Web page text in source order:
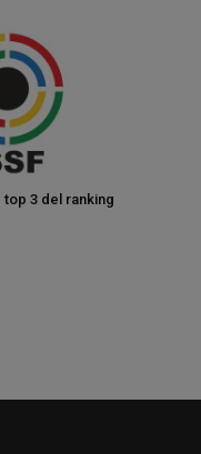
top 3 del ranking